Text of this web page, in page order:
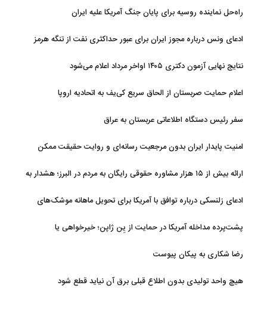
راه‌حل نماینده روسیه برای پایان جنگ آمریکا علیه ایران
ادعای ونس درباره مجوز ایران برای عبور حداکثری نفت از تنگه هرمز
نتایج نهایی آزمون دکتری ۱۴۰۵ اواخر مرداد اعلام می‌شود
اعلام حمایت صربستان از الحاق سریع کی‌یف به اتحادیه اروپا
سفر رئیس دستگاه اطلاعاتی عربستان به عراق
امنیت پایدار ایران بدون مرجعیت رسانه‌ای و روایت حقیقت ممکن
ارائه بیش از ۱۵ هزار مشاوره حقوقی رایگان به مردم در البرز؛ هشدار به
ادعای زلنسکی درباره توافق با آمریکا برای تحویل ماهانه موشک‌های
پشت‌پرده مداخله آمریکا در حمایت از یِن ژاپن؛ خیرخواهی یا
رضا شکاری به پیکان پیوست
هیچ واحد تولیدی بدون اطلاع قبلی برق آن نیاید قطع شود